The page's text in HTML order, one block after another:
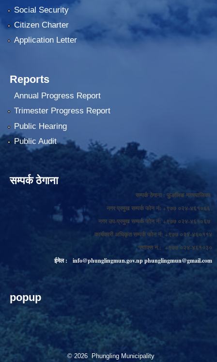
Social Security
Citizen Charter
Application Letter
Reports
Annual Progress Report
Trimester Progress Report
Public Hearing
Public Audit
सम्पर्क ठेगाना
सम्पर्क ठेगाना : फुङलिङ नगरपालिका
नगर प्रमुख सम्पर्क फोन नं: +९७७ ०२४-४६१०६६
नगर उप-प्रमुख सम्पर्क फोन नं: +९७७ ०२४-४६१०६७
कार्यकारी अधिकृत सम्पर्क फोन नं: +९७७ ०२४-४६०११४
फ्याक्स नं.: +९७७ ०२४-४६१०३०
ईमेल :
info@phunglingmun.gov.npphunglingmun@gmail.com
popup
© 2026 Phungling Municipality